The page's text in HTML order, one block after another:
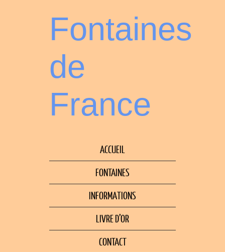
Fontaines
de
France
ACCUEIL
FONTAINES
INFORMATIONS
LIVRE D’OR
CONTACT